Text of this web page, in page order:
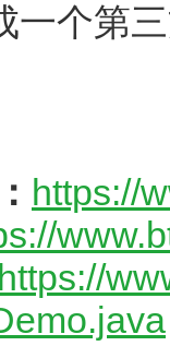
一个第
https://
https://